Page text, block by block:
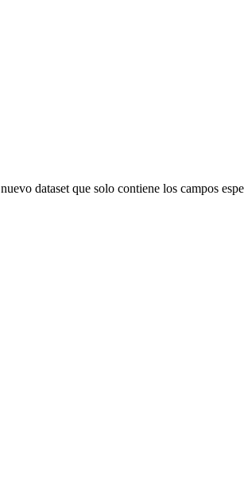
dataset que solo contiene los campos